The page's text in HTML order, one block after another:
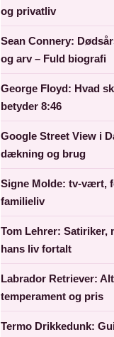
og privatliv
Sean Connery:
og arv – Fuld biografi
George Floyd: Hvad
betyder 8:46
Google Street View i
dækning og brug
Signe Molde: tv-vært,
familieliv
Tom Lehrer: Satiriker,
hans liv fortalt
Labrador Retriever:
temperament og pris
Termo Drikkedunk: